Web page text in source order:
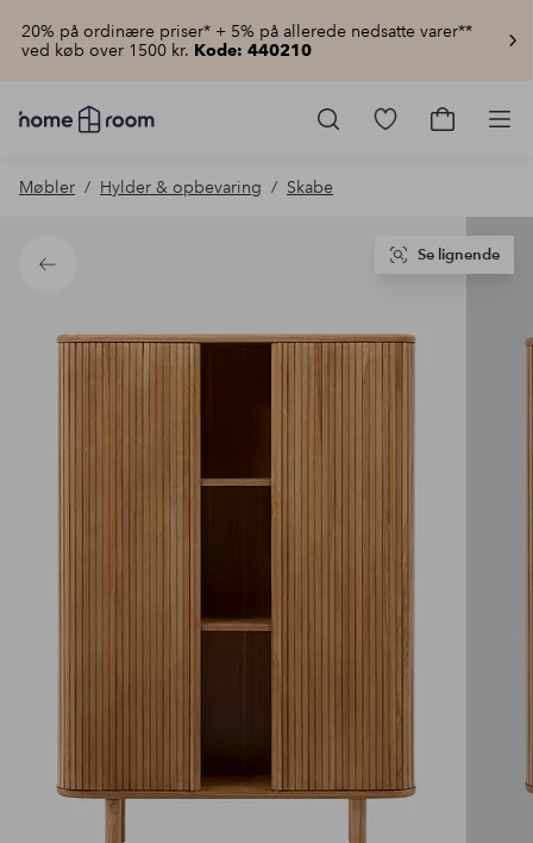
20% på ordinære priser* + 5% på allerede nedsatte varer**
ved køb over 1500 kr. Kode: 440210
Homeroom
–
hjemmet
pris
Gå
Gå
Møbler Hylder & opbevaring Skabe
Tilbage
Se lignende